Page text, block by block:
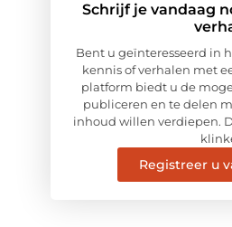
Schrijf je vandaag
Bent u geïnteresseerd in
kennis of verhalen met
platform biedt u de
publiceren en te delen
inhoud willen verdiepen.
Registreer u